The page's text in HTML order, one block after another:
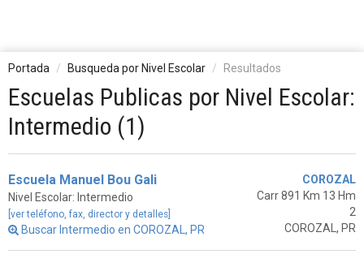
Portada Busqueda por Nivel Escolar Resultados
Escuelas Publicas por Nivel Escolar:
Intermedio (1)
Escuela Manuel Bou Gali
Nivel Escolar: Intermedio
[ver teléfono, fax, director y detalles]
Buscar Intermedio en COROZAL, PR
COROZAL
Carr 891 Km 13 Hm
2
COROZAL, PR